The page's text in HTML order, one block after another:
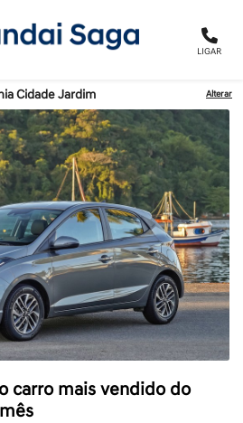
LIGAR
Cidade Jardim Alterar
carro mais vendido do